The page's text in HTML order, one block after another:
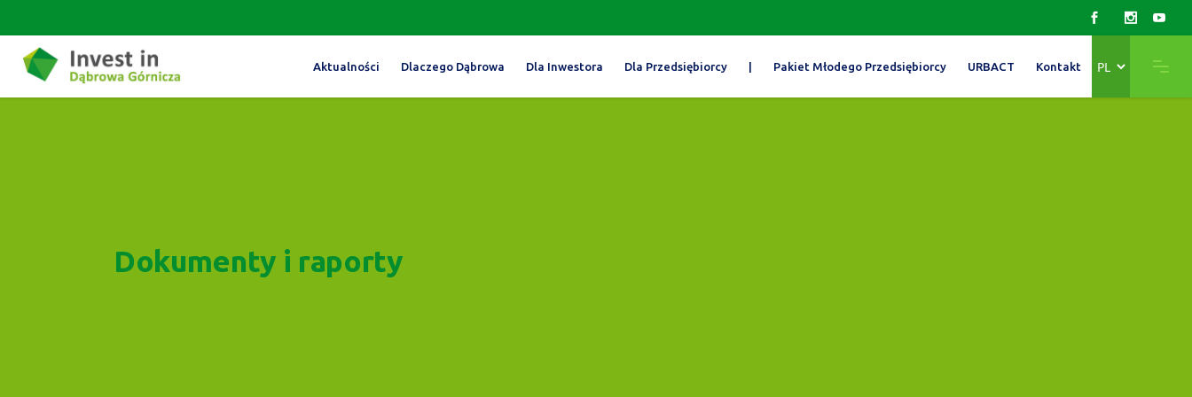
Aktualności Dlaczego Dąbrowa Dla Inwestora Dla Przedsiębiorcy | Pakiet Młodego Przedsiębiorcy URBACT Kontakt
język
Dokumenty i raporty